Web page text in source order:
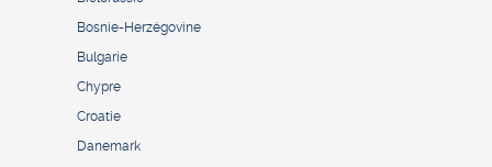
Bosnie-Herzégovine
Bulgarie
Chypre
Croatie
Danemark